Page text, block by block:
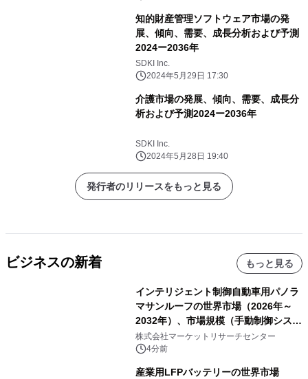
知的財産管理ソフトウェア市場の発
展、傾向、需要、成長分析および予測
2024ー2036年
SDKI Inc.
2024年5月29日 17:30
介護市場の発展、傾向、需要、成長分
析および予測2024ー2036年
SDKI Inc.
2024年5月28日 19:40
発行者のリリースをもっと見る
ビジネスの新着 もっと見る
インテリジェント制御自動車用パノラ
マサンルーフの世界市場（2026年～
2032年）、市場規模（手動制御システ
ム、自動ワンタッチ制御システム、セ
ンサーベースのインテリジェント制御
システム）・分析レポートを発表
株式会社マーケットリサーチセンター
4分前
産業用LFPバッテリーの世界市場